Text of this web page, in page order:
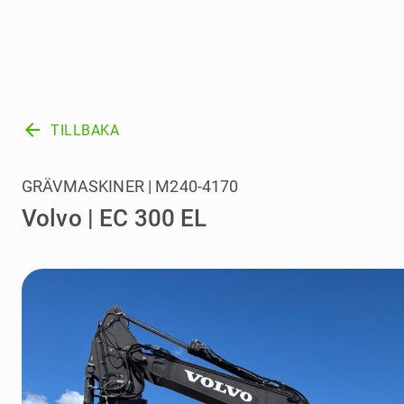
arrow_back TILLBAKA
Volvo | EC 300 EL
GRÄVMASKINER | M240-4170